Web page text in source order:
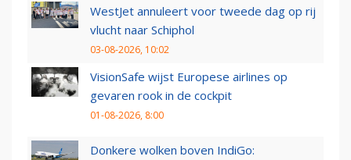
WestJet annuleert voor tweede dag op rij
vlucht naar Schiphol
03-08-2026, 10:02
VisionSafe wijst Europese airlines op
gevaren rook in de cockpit
01-08-2026, 8:00
Donkere wolken boven IndiGo: